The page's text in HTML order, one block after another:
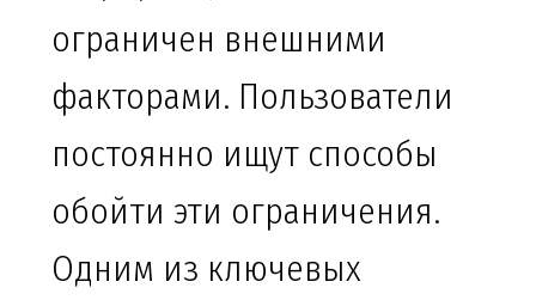
ограничен внешними
факторами. Пользователи
постоянно ищут способы
обойти эти ограничения.
Одним из ключевых